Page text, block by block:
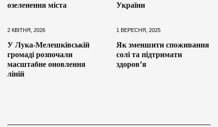
озеленення міста
України
2 КВІТНЯ, 2026
У Лука-Мелешківській
громаді розпочали
масштабне оновлення
ліній
1 ВЕРЕСНЯ, 2025
Як зменшити споживання
солі та підтримати
здоров’я